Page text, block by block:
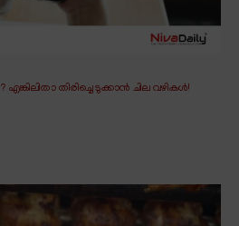
തിരിച്ചെടുക്കാൻ ചില വഴികൾ!